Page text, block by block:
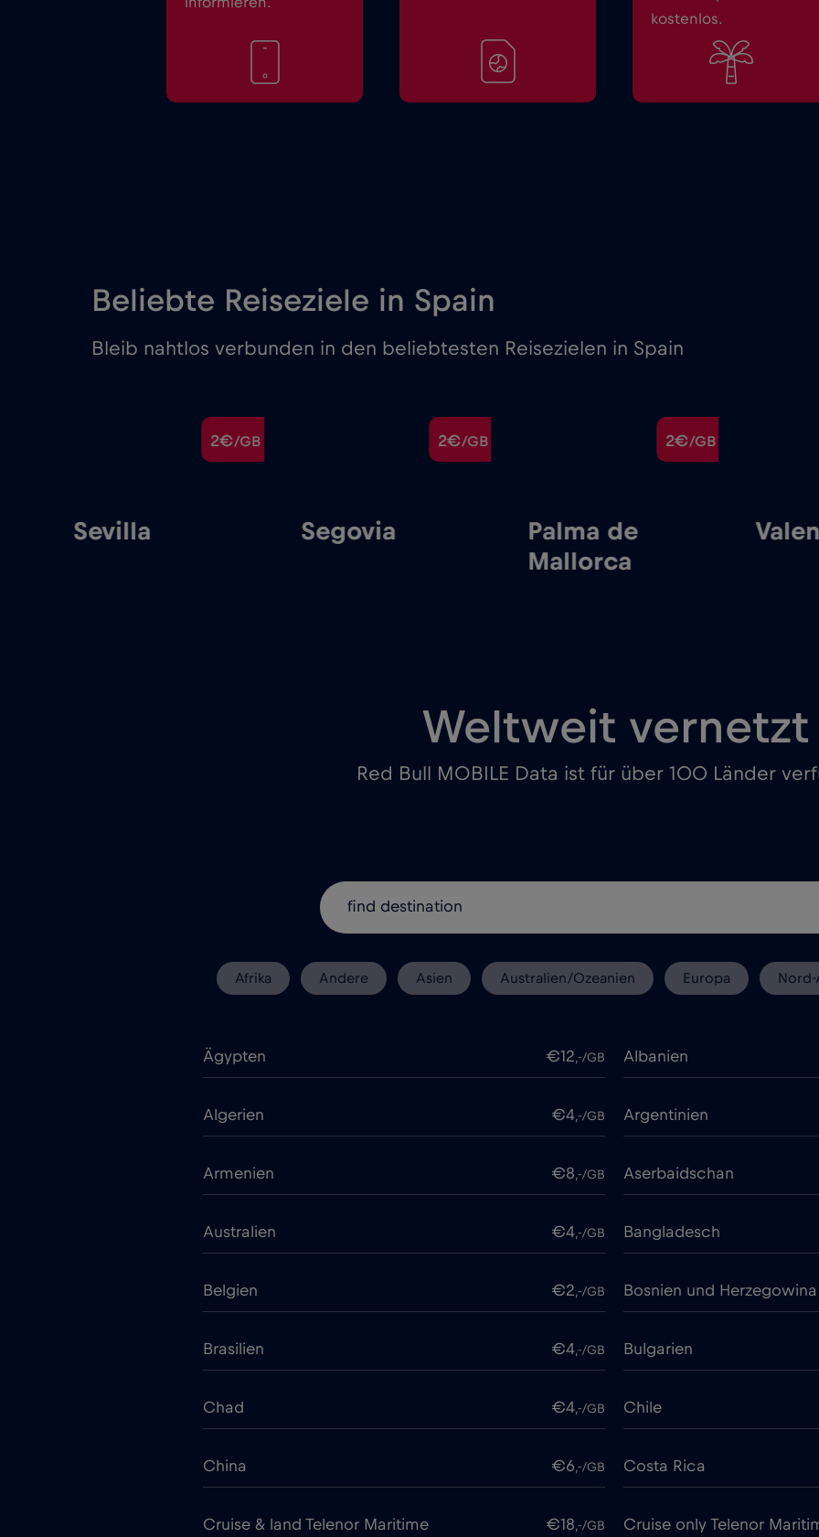
kostenlos.
Beliebte Reiseziele in Spain
Bleib nahtlos verbunden in den beliebtesten Reisezielen in Spain
2€/GB
Sevilla
2€/GB
Segovia
2€/GB
Palma de
Mallorca
Weltweit vernetzt
Red Bull MOBILE Data ist für über 100 Länder
Afrika Andere Asien Australien/Ozeanien Europa Nord-
Ägypten €12,-/GB Albanien
Algerien €4,-/GB Argentinien
Armenien €8,-/GB Aserbaidschan
Australien €4,-/GB Bangladesch
Belgien €2,-/GB Bosnien und Herzegowina
Brasilien €4,-/GB Bulgarien
Chad €4,-/GB Chile
China €6,-/GB Costa Rica
Cruise & land Telenor Maritime €18,-/GB Cruise only Telenor